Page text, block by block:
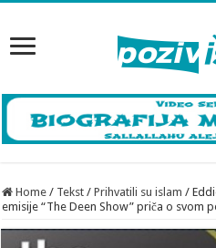
Home / Tekst / Prihvatili su islam /
emisije “The Deen Show” priča o svom